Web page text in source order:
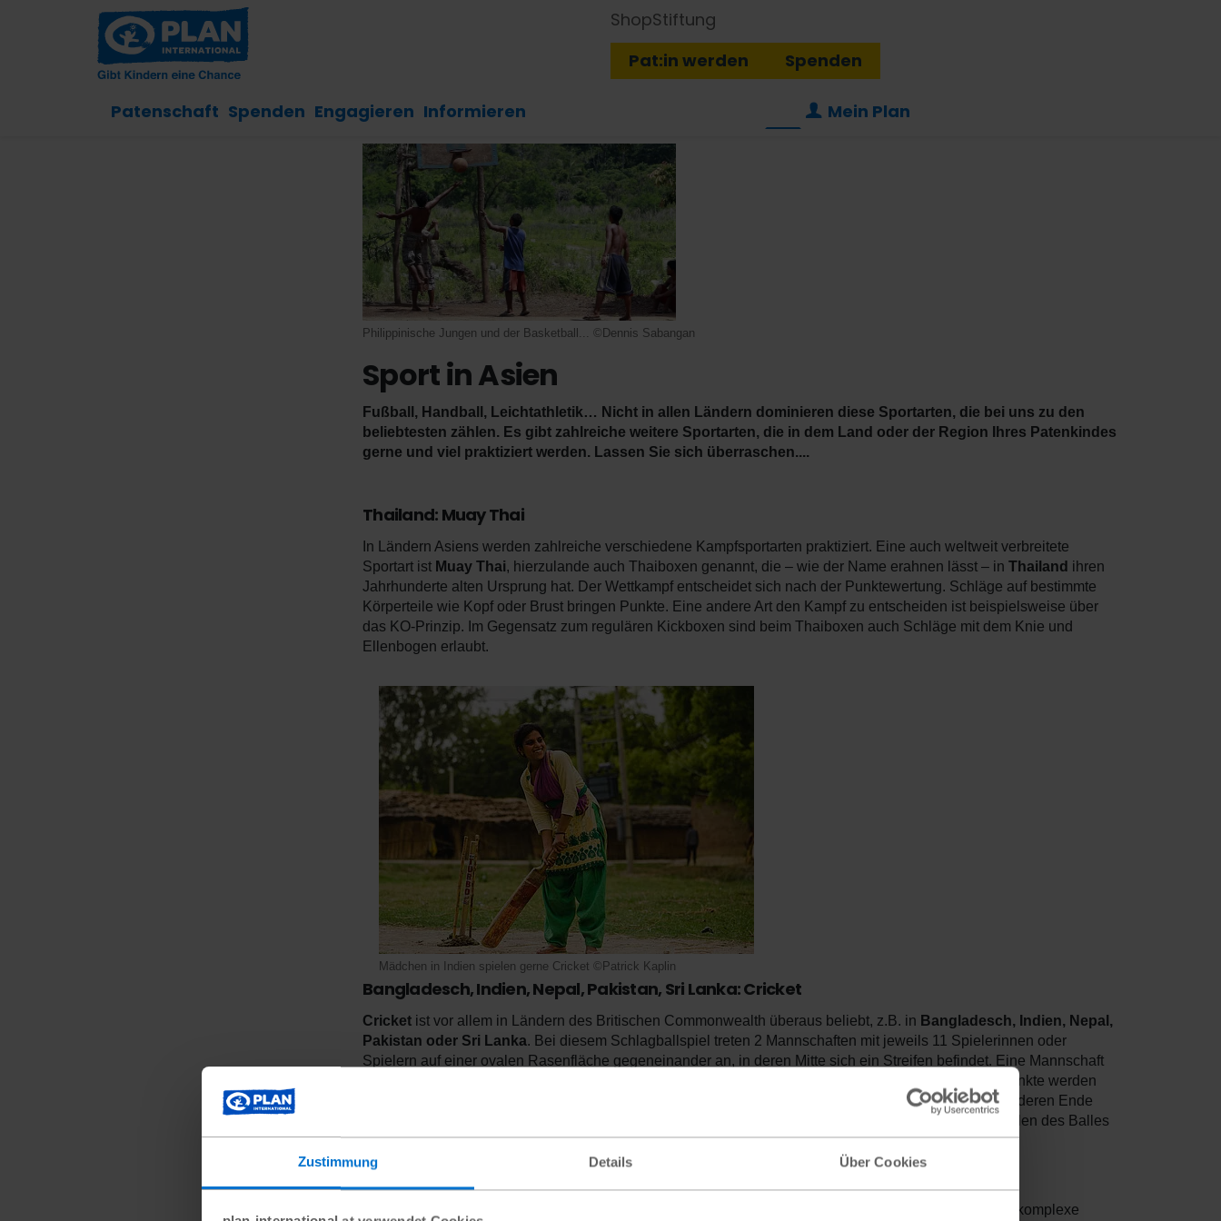
Zustimmung Details Über Cookies
Patenschaft Spenden Engagieren Informieren Mein Plan
Pat:in werden Spenden
ShopStiftung
Philippinische Jungen und der Basketball... ©Dennis Sabangan
Sport in Asien
Fußball, Handball, Leichtathletik… Nicht in allen Ländern dominieren diese Sportarten, die bei uns zu den
beliebtesten zählen. Es gibt zahlreiche weitere Sportarten, die in dem Land oder der Region Ihres Patenkindes
gerne und viel praktiziert werden. Lassen Sie sich überraschen....
Thailand: Muay Thai
In Ländern Asiens werden zahlreiche verschiedene Kampfsportarten praktiziert. Eine auch weltweit verbreitete
Sportart ist Muay Thai, hierzulande auch Thaiboxen genannt, die – wie der Name erahnen lässt – in Thailand ihren
Jahrhunderte alten Ursprung hat. Der Wettkampf entscheidet sich nach der Punktewertung. Schläge auf bestimmte
Körperteile wie Kopf oder Brust bringen Punkte. Eine andere Art den Kampf zu entscheiden ist beispielsweise über
das KO-Prinzip. Im Gegensatz zum regulären Kickboxen sind beim Thaiboxen auch Schläge mit dem Knie und
Ellenbogen erlaubt.
Mädchen in Indien spielen gerne Cricket ©Patrick Kaplin
Bangladesch, Indien, Nepal, Pakistan, Sri Lanka: Cricket
Cricket ist vor allem in Ländern des Britischen Commonwealth überaus beliebt, z.B. in Bangladesch, Indien, Nepal,
Pakistan oder Sri Lanka. Bei diesem Schlagballspiel treten 2 Mannschaften mit jeweils 11 Spielerinnen oder
Spielern auf einer ovalen Rasenfläche gegeneinander an, in deren Mitte sich ein Streifen befindet. Eine Mannschaft
stellt eine Spielerin oder einen Spieler, um durch das Schlagen des Balles Punkte zu erzielt. Diese Punkte werden
durch das Schlagen des Balles in das Feld erspielt und möglichst vielen Läufen über die Linien am anderen Ende
des Rasenstreifens. Das gegnerische Team wiederum versucht durch Fangen oder ein schnelles Spielen des Balles
diese Punkte zu verhindern oder zu minimieren. Beim Cricket gibt es keine festgelegte Spielzeit.
Sollten wir Ihr Interesse für Cricket geweckt haben und Sie möchten mehr über die Sportart und deren komplexe